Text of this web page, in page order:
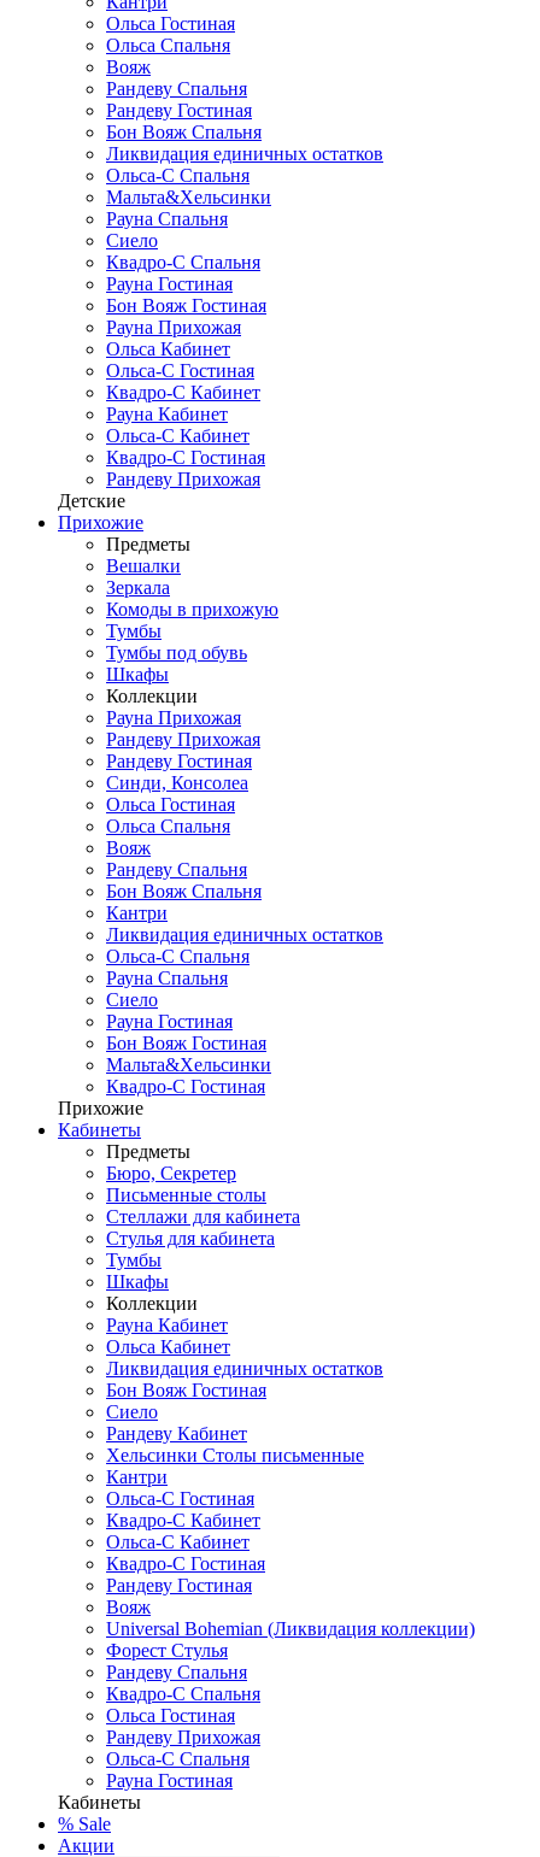
Ольса Гостиная
Ольса Спальня
Вояж
Рандеву Спальня
Рандеву Гостиная
Бон Вояж Спальня
Ликвидация единичных остатков
Ольса-С Спальня
Мальта&Хельсинки
Рауна Спальня
Сиело
Квадро-С Спальня
Рауна Гостиная
Бон Вояж Гостиная
Рауна Прихожая
Ольса Кабинет
Ольса-С Гостиная
Квадро-С Кабинет
Рауна Кабинет
Ольса-С Кабинет
Квадро-С Гостиная
Рандеву Прихожая
Детские
Прихожие
Предметы
Вешалки
Зеркала
Комоды в прихожую
Тумбы
Тумбы под обувь
Шкафы
Коллекции
Рауна Прихожая
Рандеву Прихожая
Рандеву Гостиная
Синди, Консолеа
Ольса Гостиная
Ольса Спальня
Вояж
Рандеву Спальня
Бон Вояж Спальня
Кантри
Ликвидация единичных остатков
Ольса-С Спальня
Рауна Спальня
Сиело
Рауна Гостиная
Бон Вояж Гостиная
Мальта&Хельсинки
Квадро-С Гостиная
Прихожие
Кабинеты
Предметы
Бюро, Секретер
Письменные столы
Стеллажи для кабинета
Стулья для кабинета
Тумбы
Шкафы
Коллекции
Рауна Кабинет
Ольса Кабинет
Ликвидация единичных остатков
Бон Вояж Гостиная
Сиело
Рандеву Кабинет
Хельсинки Столы письменные
Кантри
Ольса-С Гостиная
Квадро-С Кабинет
Ольса-С Кабинет
Квадро-С Гостиная
Рандеву Гостиная
Вояж
Universal Bohemian (Ликвидация коллекции)
Форест Стулья
Рандеву Спальня
Квадро-С Спальня
Ольса Гостиная
Рандеву Прихожая
Ольса-С Спальня
Рауна Гостиная
Кабинеты
% Sale
Акции